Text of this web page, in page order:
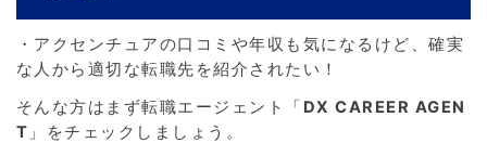
・アクセンチュアの口コミや年収も気になるけど、確実
な人から適切な転職先を紹介されたい！
そんな方はまず転職エージェント「 DX CAREER AGEN
T 」をチェックしましょう。